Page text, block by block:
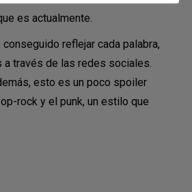
es actualmente.
reflejar cada palabra,
través de las redes sociales.
esto es un poco spoiler
rock y el punk, un estilo que